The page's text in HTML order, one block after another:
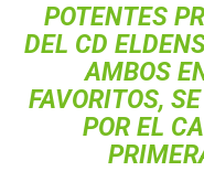
POTENTES
DEL CD
AMBOS
FAVORITOS,
POR EL